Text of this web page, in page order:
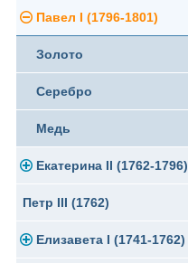
Для Финляндии
Памятные и донативные
Для Финляндии
Памятные и донативные
Медь
Для Финляндии
Памятные и донативные
Серебро
Медь
Для Грузии
Русско-Польские
Для Польши
Памятные и донативные
Золото
Серебро
Медь
Для Грузии
Для Польши
Павел I (1796-1801)
Золото
Серебро
Медь
Екатерина II (1762-1796)
Золото
Серебро
Петр III (1762)
Елизавета I (1741-1762)